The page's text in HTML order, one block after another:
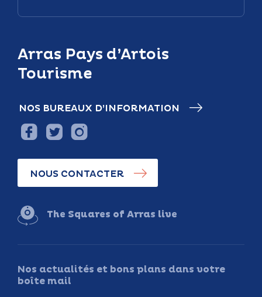
Arras Pays d’Artois
Tourisme
NOS BUREAUX D’INFORMATION
NOUS CONTACTER
The Squares of Arras live
Nos actualités et bons plans dans votre
boîte mail